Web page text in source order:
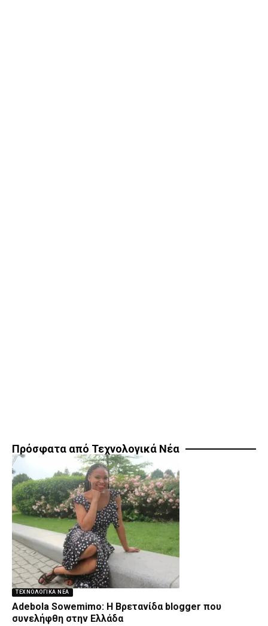
Πρόσφατα από Τεχνολογικά Νέα
ΤΕΧΝΟΛΟΓΙΚΆ ΝΈΑ
Adebola Sowemimo: Η Βρετανίδα blogger που
συνελήφθη στην Ελλάδα